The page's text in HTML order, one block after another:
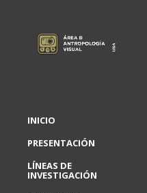
INICIO
PRESENTACIÓN
LÍNEAS DE
INVESTIGACIÓN